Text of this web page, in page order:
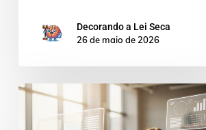
Decorando a Lei Seca
26 de maio de 2026
Migrar